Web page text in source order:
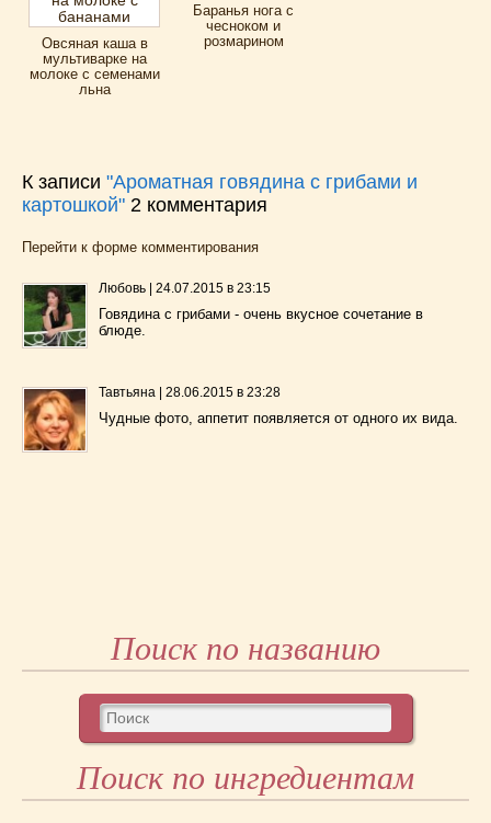
Овсяная каша в
мультиварке на
молоке с семенами
льна
Баранья нога с
чесноком и
розмарином
К записи "Ароматная говядина с грибами и
картошкой" 2 комментария
Перейти к форме комментирования
Любовь 24.07.2015 в 23:15
Говядина с грибами - очень вкусное сочетание в
блюде.
Тавтьяна 28.06.2015 в 23:28
Чудные фото, аппетит появляется от одного их вида.
Поиск по названию
Поиск по ингредиентам